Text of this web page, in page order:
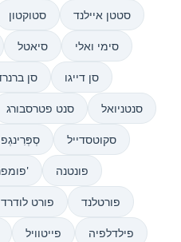
סטוקטון סטטן איילנד
סיאטל סימי ואלי
סן סן דייגו
סנט פטרסבורג סנטניואל
סקוטסדייל
פומפנו ביץ' פונטנה
פורט פורטלנד
פייטוויל פילדלפיה